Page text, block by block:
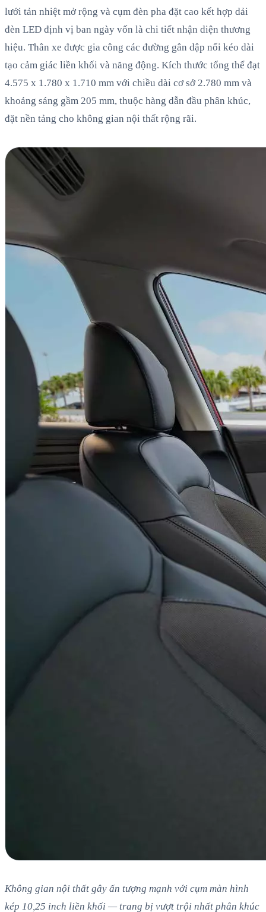
lưới tản nhiệt mở rộng và cụm đèn pha đặt cao kết hợp dải
đèn LED định vị ban ngày vốn là chi tiết nhận diện thương
hiệu. Thân xe được gia công các đường gân dập nổi kéo dài
tạo cảm giác liền khối và năng động. Kích thước tổng thể đạt
4.575 x 1.780 x 1.710 mm với chiều dài cơ sở 2.780 mm và
khoảng sáng gầm 205 mm, thuộc hàng dẫn đầu phân khúc,
đặt nền tảng cho không gian nội thất rộng rãi.
Không gian nội thất gây ấn tượng mạnh với cụm màn hình
kép 10,25 inch liền khối — trang bị vượt trội nhất phân khúc